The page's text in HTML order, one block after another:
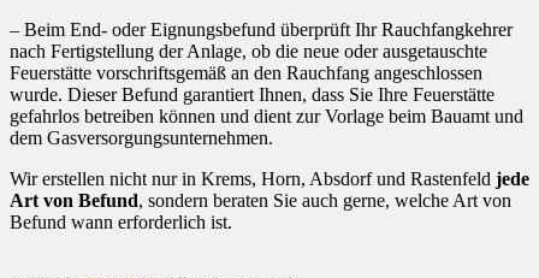
– Beim End- oder Eignungsbefund überprüft Ihr Rauchfangkehrer
nach Fertigstellung der Anlage, ob die neue oder ausgetauschte
Feuerstätte vorschriftsgemäß an den Rauchfang angeschlossen
wurde. Dieser Befund garantiert Ihnen, dass Sie Ihre Feuerstätte
gefahrlos betreiben können und dient zur Vorlage beim Bauamt und
dem Gasversorgungsunternehmen.
Wir erstellen nicht nur in Krems, Horn, Absdorf und Rastenfeld jede
Art von Befund, sondern beraten Sie auch gerne, welche Art von
Befund wann erforderlich ist.